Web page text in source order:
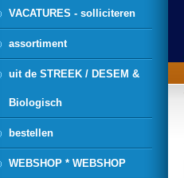
VACATURES - solliciteren
assortiment
uit de STREEK / DESEM &
Biologisch
bestellen
WEBSHOP * WEBSHOP